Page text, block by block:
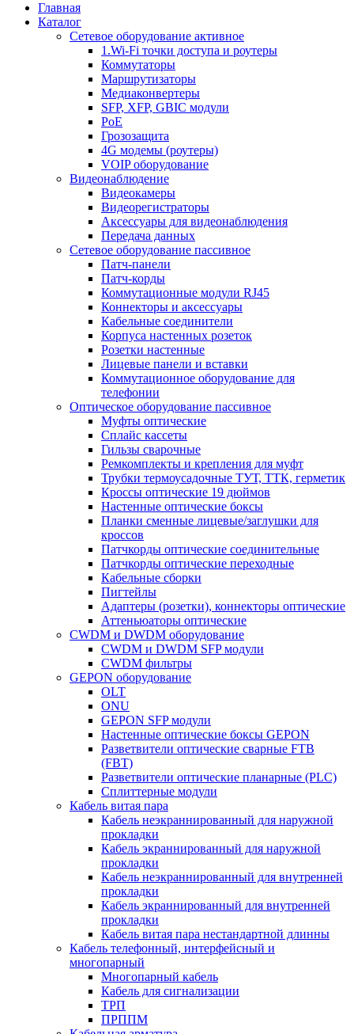
Главная
Каталог
Сетевое оборудование активное
1.Wi-Fi точки доступа и роутеры
Коммутаторы
Маршрутизаторы
Медиаконвертеры
SFP, XFP, GBIC модули
PoE
Грозозащита
4G модемы (роутеры)
VOIP оборудование
Видеонаблюдение
Видеокамеры
Видеорегистраторы
Аксессуары для видеонаблюдения
Передача данных
Сетевое оборудование пассивное
Патч-панели
Патч-корды
Коммутационные модули RJ45
Коннекторы и аксессуары
Кабельные соединители
Корпуса настенных розеток
Розетки настенные
Лицевые панели и вставки
Коммутационное оборудование для
телефонии
Оптическое оборудование пассивное
Муфты оптические
Сплайс кассеты
Гильзы сварочные
Ремкомплекты и крепления для муфт
Трубки термоусадочные ТУТ, ТТК, герметик
Кроссы оптические 19 дюймов
Настенные оптические боксы
Планки сменные лицевые/заглушки для
кроссов
Патчкорды оптические соединительные
Патчкорды оптические переходные
Кабельные сборки
Пигтейлы
Адаптеры (розетки), коннекторы оптические
Аттеньюаторы оптические
CWDM и DWDM оборудование
CWDM и DWDM SFP модули
CWDM фильтры
GEPON оборудование
OLT
ONU
GEPON SFP модули
Настенные оптические боксы GEPON
Разветвители оптические сварные FTB
(FBT)
Разветвители оптические планарные (PLC)
Сплиттерные модули
Кабель витая пара
Кабель неэкраннированный для наружной
прокладки
Кабель экраннированный для наружной
прокладки
Кабель неэкраннированный для внутренней
прокладки
Кабель экраннированный для внутренней
прокладки
Кабель витая пара нестандартной длинны
Кабель телефонный, интерфейсный и
многопарный
Многопарный кабель
Кабель для сигнализации
ТРП
ПРППМ